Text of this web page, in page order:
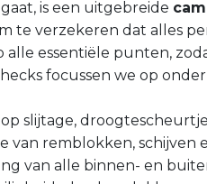
is een uitgebreide
te verzekeren dat alles
alle essentiële punten,
focussen we op
slijtage,
van remblokken, schijven
van alle binnen- en